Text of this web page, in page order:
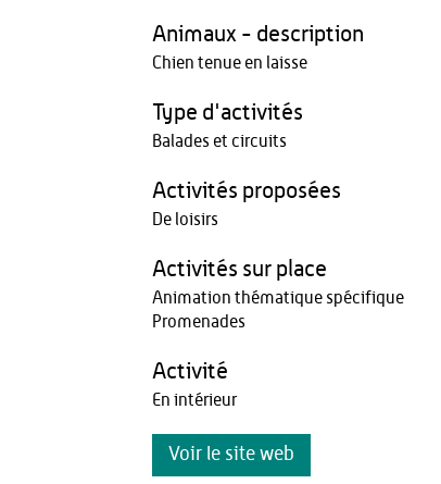
Animaux - description
Chien tenue en laisse
Type d'activités
Balades et circuits
Activités proposées
De loisirs
Activités sur place
Animation thématique spécifique
Promenades
Activité
En intérieur
Voir le site web